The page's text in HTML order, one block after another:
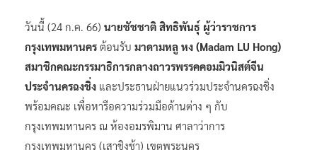
วันนี้ (24 ก.ค. 66) นายชัชชาติ สิทธิพันธุ์ ผู้ว่าราชการ
กรุงเทพมหานคร ต้อนรับ มาดามหลู หง (Madam LU Hong)
สมาชิกคณะกรรมาธิการกลางถาวรพรรคคอมมิวนิสต์จีน
ประจำนครฉงชิ่ง และประธานฝ่ายแนวร่วมประจำนครฉงชิ่ง
พร้อมคณะ เพื่อหารือความร่วมมือด้านต่าง ๆ กับ
กรุงเทพมหานคร ณ ห้องอมรพิมาน ศาลาว่าการ
กรุงเทพมหานคร (เสาชิงช้า) เขตพระนคร